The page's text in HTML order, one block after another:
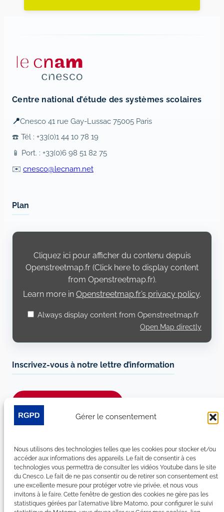
Gérer le consentement
Nous utilisons des technologies telles que les cookies pour stocker et/ou
accéder aux informations des appareils. Le fait de consentir à ces
technologies vous permettra de consulter les vidéos Youtube dans le site
du Cnesco. Le fait de ne pas consentir ou de retirer son consentement est
une excellente mesure pour protéger votre vie privée, et nous vous
invitons à le faire. Cette fenêtre de gestion des cookies ne gère pas les
statistiques gérées par l'aternative libre Matomo, pour configurer le suivi
Centre national d’étude des systèmes scolaires
📍Cnesco 41 rue Gay-Lussac 75005 Paris
☎️ Tél : +33(0)1 44 10 78 19
📱 Port. : +33(0)6 98 51 82 75
✉️ cnesco@lecnam.net
Plan
Display
Openstreetmap.fr
Cliquez ici pour afficher du contenu depuis
Openstreetmap.fr (Click here to display content
from Openstreetmap.fr).
Learn more in Openstreetmap.fr’s privacy policy.
Always display content from Openstreetmap.fr
Open Map directly
Inscrivez-vous à notre lettre d’information
LinkedIn
YouTube
Facebook
Bluesky